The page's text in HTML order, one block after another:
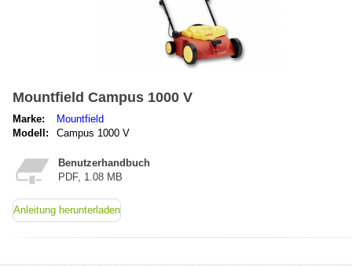
Mountfield Campus 1000 V
Marke:
Mountfield
Modell:
Campus 1000 V
Benutzerhandbuch
PDF, 1.08 MB
Anleitung herunterladen